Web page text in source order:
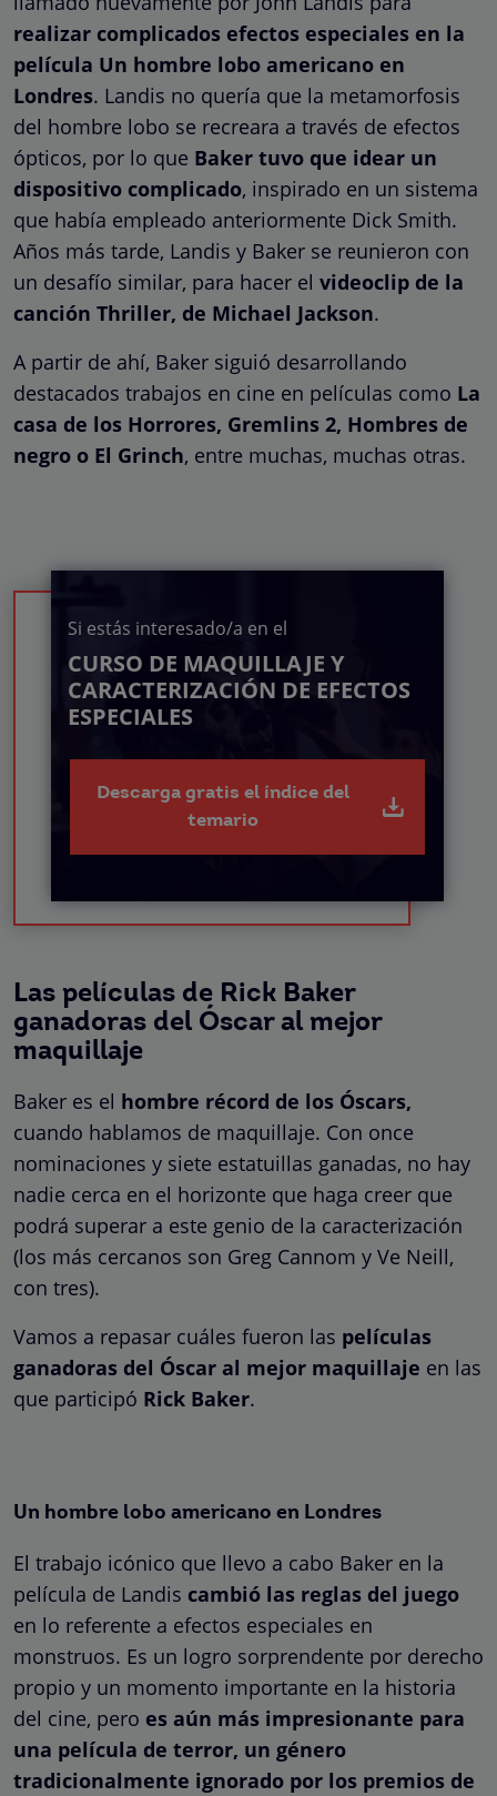
realizar complicados efectos especiales en la
película Un hombre lobo americano en
Londres. Landis no quería que la metamorfosis
del hombre lobo se recreara a través de efectos
ópticos, por lo que Baker tuvo que idear un
dispositivo complicado, inspirado en un sistema
que había empleado anteriormente Dick Smith.
Años más tarde, Landis y Baker se reunieron con
un desafío similar, para hacer el videoclip de la
canción Thriller, de Michael Jackson.
A partir de ahí, Baker siguió desarrollando
destacados trabajos en cine en películas como La
casa de los Horrores, Gremlins 2, Hombres de
negro o El Grinch, entre muchas, muchas otras.
Si estás interesado/a en el
CURSO DE MAQUILLAJE Y
CARACTERIZACIÓN DE EFECTOS
ESPECIALES
Descarga gratis el índice del
temario
Las películas de Rick Baker
ganadoras del Óscar al mejor
maquillaje
Baker es el hombre récord de los Óscars,
cuando hablamos de maquillaje. Con once
nominaciones y siete estatuillas ganadas, no hay
nadie cerca en el horizonte que haga creer que
podrá superar a este genio de la caracterización
(los más cercanos son Greg Cannom y Ve Neill,
con tres).
Vamos a repasar cuáles fueron las películas
ganadoras del Óscar al mejor maquillaje en las
que participó Rick Baker.
Un hombre lobo americano en Londres
El trabajo icónico que llevo a cabo Baker en la
película de Landis cambió las reglas del juego
en lo referente a efectos especiales en
monstruos. Es un logro sorprendente por derecho
propio y un momento importante en la historia
del cine, pero es aún más impresionante para
una película de terror, un género
tradicionalmente ignorado por los premios de